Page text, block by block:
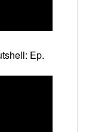
Ep.